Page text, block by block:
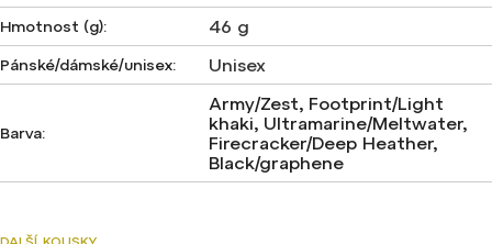
Hmotnost (g): 46 g
Pánské/dámské/unisex: Unisex
Barva:
Army/Zest, Footprint/Light
khaki, Ultramarine/Meltwater,
Firecracker/Deep Heather,
Black/graphene